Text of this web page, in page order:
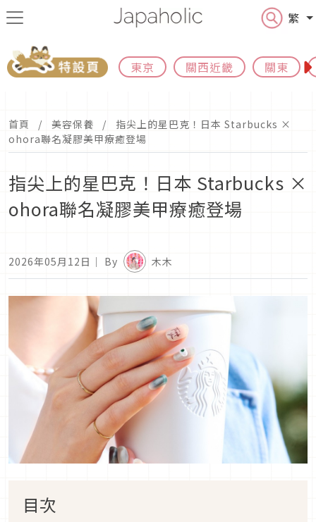
繁
東京 關西近畿 關東
首頁 美容保養
指尖上的星巴克！日本 Starbucks ×
ohora聯名凝膠美甲療癒登場
指尖上的星巴克！日本 Starbucks ×
ohora聯名凝膠美甲療癒登場
2026年05月12日 ｜ By 木木
目次